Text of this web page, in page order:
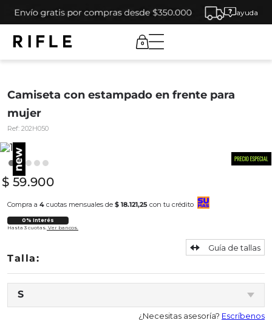
ayuda
0
Camiseta con estampado en frente para
mujer
Ref: 202H050
$ 59.900
Compra a 4 cuotas mensuales de $ 18.121,25 con tu crédito
0% Interés
Hasta 3 cuotas. Ver bancos.
S
Guía de tallas
¿Necesitas asesoría? Escríbenos